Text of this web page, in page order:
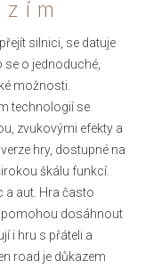
silnici, se datuje
o jednoduché,
možnosti.
technologií se
zvukovými efekty a
hry, dostupné na
škálu funkcí.
a aut. Hra často
pomohou dosáhnout
i hru s přáteli a
road je důkazem